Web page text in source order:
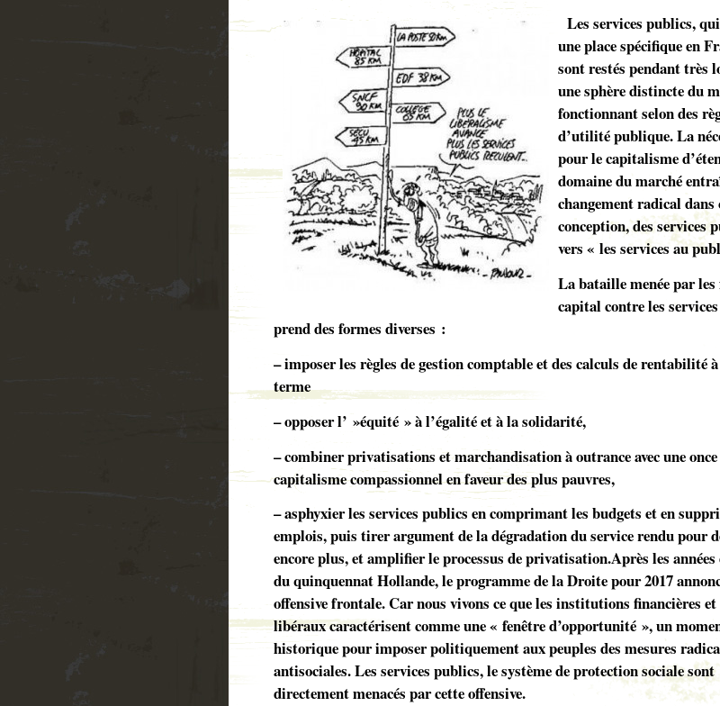
Les services publics,
une place spécifique en
sont restés pendant très
une sphère distincte du
fonctionnant selon des
d’utilité publique. La
pour le capitalisme
domaine du marché
changement radical dans
conception, des services
vers « les services au
La bataille menée par les
capital contre les
prend des formes diverses :
– imposer les règles de gestion comptable et des calculs de rentabilité
terme
– opposer l’ »équité » à l’égalité et à la solidarité,
– combiner privatisations et marchandisation à outrance avec une once
capitalisme compassionnel en faveur des plus pauvres,
– asphyxier les services publics en comprimant les budgets et en
emplois, puis tirer argument de la dégradation du service rendu pour
encore plus, et amplifier le processus de privatisation.Après les années
du quinquennat Hollande, le programme de la Droite pour 2017
offensive frontale. Car nous vivons ce que les institutions financières
libéraux caractérisent comme une « fenêtre d’opportunité », un
historique pour imposer politiquement aux peuples des mesures
antisociales. Les services publics, le système de protection sociale sont
directement menacés par cette offensive.